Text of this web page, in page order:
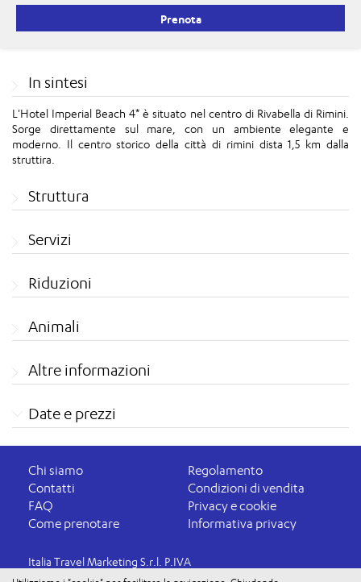
Prenota
In sintesi
L'Hotel Imperial Beach 4* è situato nel centro di Rivabella di Rimini.
Sorge direttamente sul mare, con un ambiente elegante e
moderno. Il centro storico della città di rimini dista 1,5 km dalla
struttira.
Struttura
Servizi
Riduzioni
Animali
Altre informazioni
Date e prezzi
Chi siamo
Contatti
FAQ
Come prenotare
Regolamento
Condizioni di vendita
Privacy e cookie
Informativa privacy
Italia Travel Marketing S.r.l. P.IVA
03816060234